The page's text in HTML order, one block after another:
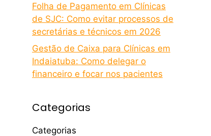
Folha de Pagamento em Clínicas
de SJC: Como evitar processos de
secretárias e técnicos em 2026
Gestão de Caixa para Clínicas em
Indaiatuba: Como delegar o
financeiro e focar nos pacientes
Categorias
Categorias